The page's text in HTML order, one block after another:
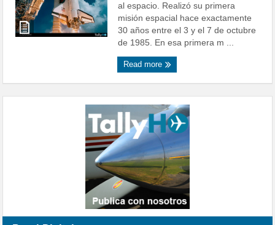
al espacio. Realizó su primera
misión espacial hace exactamente
30 años entre el 3 y el 7 de octubre
de 1985. En esa primera m ...
Read more